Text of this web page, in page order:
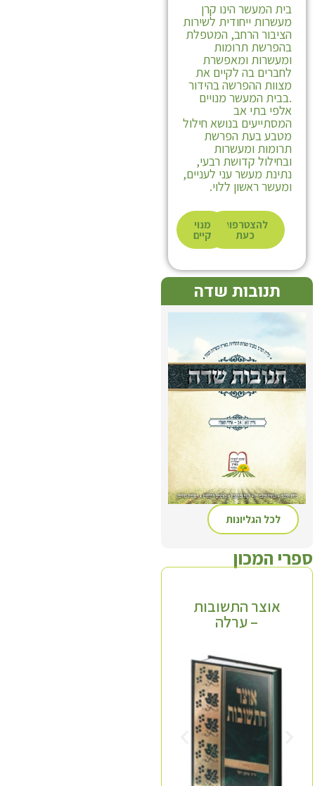
בית המעשר הינו קרן
מעשרות ייחודית לשירות
הציבור הרחב, המטפלת
בהפרשת תרומות
ומעשרות ומאפשרת
לחברים בה לקיים את
מצוות ההפרשה בהידור
.בבית המעשר מנויים
אלפי בתי אב
המסתייעים בנושא חילול
מטבע בעת הפרשת
תרומות ומעשרות
ובחילול קדושת רבעי,
נתינת מעשר עני לעניים,
ומעשר ראשון ללוי.
להצטרפות
כעת
מנוי
קיים
תנובות שדה
לכל הגליונות
ספרי המכון
אוצר התשובות
– ערלה